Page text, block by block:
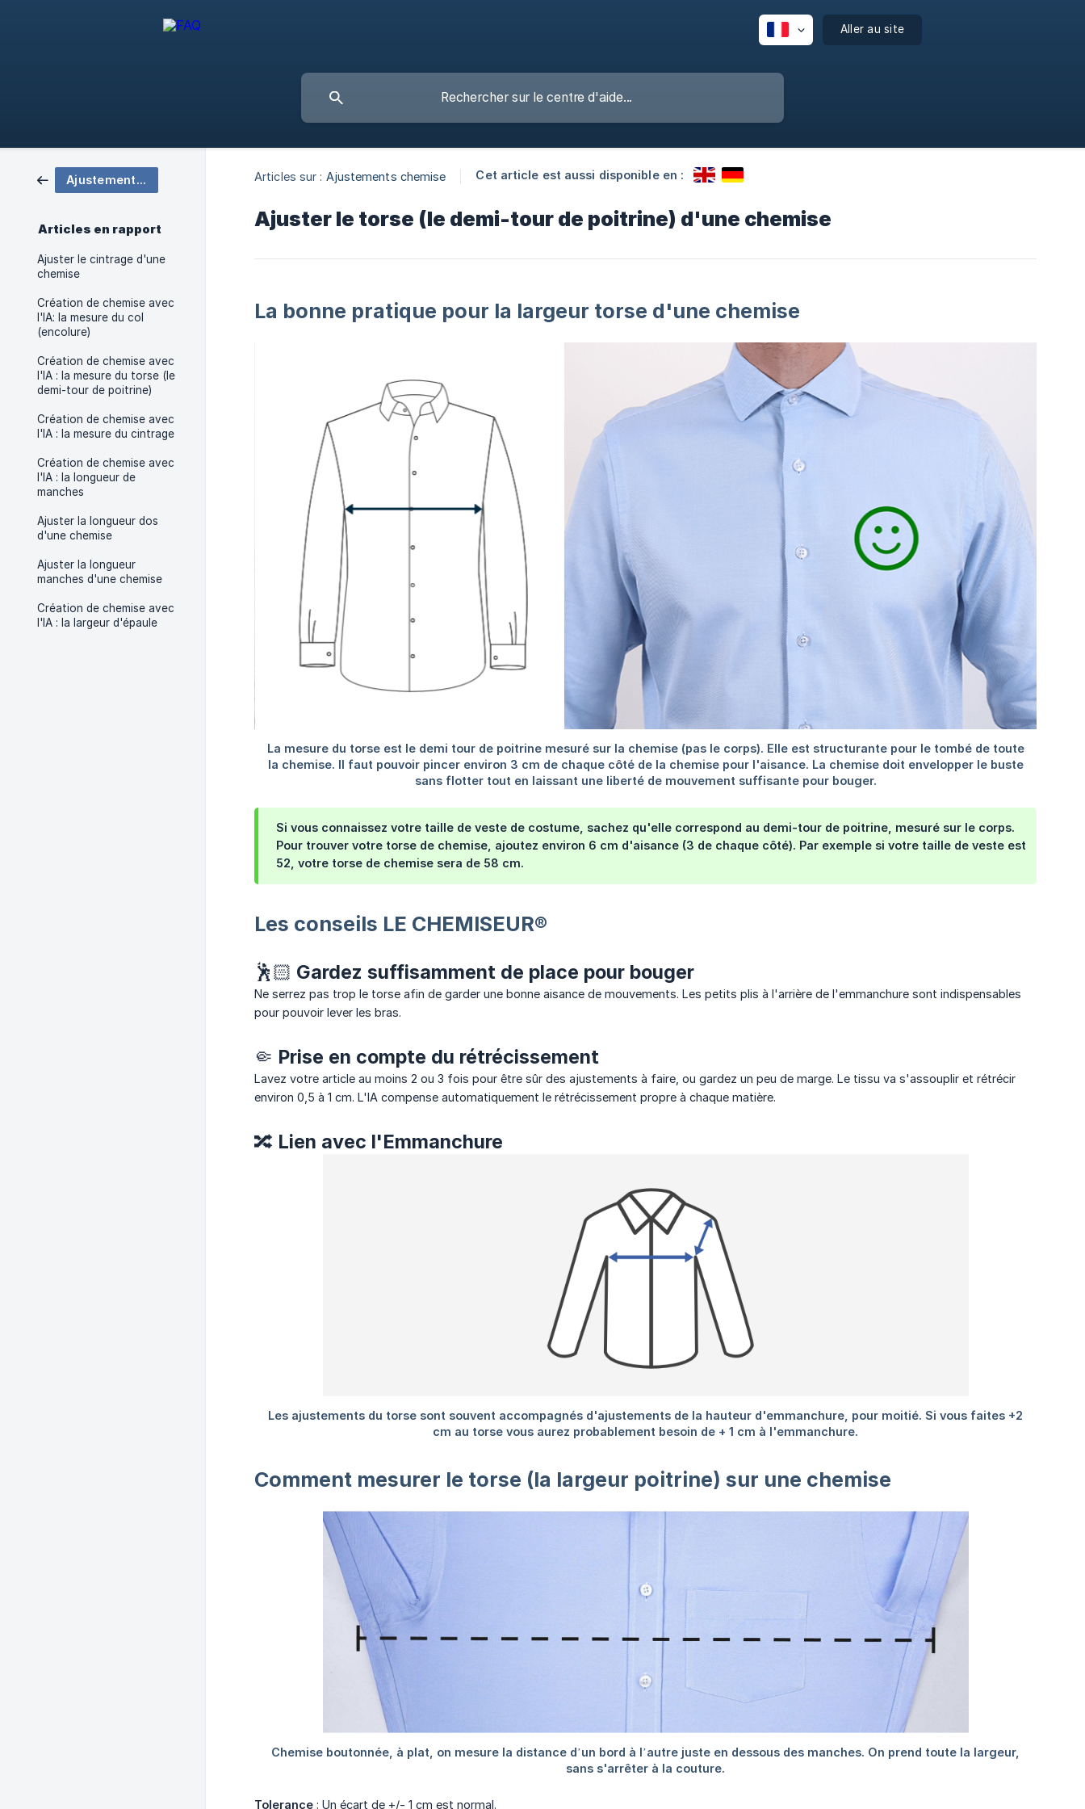
Aller au site
Ajustements chemise
Articles en rapport
Ajuster le cintrage d'une
chemise
Création de chemise avec
l'IA: la mesure du col
(encolure)
Création de chemise avec
l'IA : la mesure du torse (le
demi-tour de poitrine)
Création de chemise avec
l'IA : la mesure du cintrage
Création de chemise avec
l'IA : la longueur de
manches
Ajuster la longueur dos
d'une chemise
Ajuster la longueur
manches d'une chemise
Création de chemise avec
l'IA : la largeur d'épaule
Articles sur : Ajustements chemise Cet article est aussi disponible en :
Ajuster le torse (le demi-tour de poitrine) d'une chemise
La bonne pratique pour la largeur torse d'une chemise
Si vous connaissez votre taille de veste de costume, sachez qu'elle correspond au demi-tour de poitrine, mesuré sur le corps.
Pour trouver votre torse de chemise, ajoutez environ 6 cm d'aisance (3 de chaque côté). Par exemple si votre taille de veste est
52, votre torse de chemise sera de 58 cm.
Les conseils LE CHEMISEUR®
🕺🏻 Gardez suffisamment de place pour bouger
Ne serrez pas trop le torse afin de garder une bonne aisance de mouvements. Les petits plis à l'arrière de l'emmanchure sont indispensables
pour pouvoir lever les bras.
🤏 Prise en compte du rétrécissement
Lavez votre article au moins 2 ou 3 fois pour être sûr des ajustements à faire, ou gardez un peu de marge. Le tissu va s'assouplir et rétrécir
environ 0,5 à 1 cm. L'IA compense automatiquement le rétrécissement propre à chaque matière.
🔀 Lien avec l'Emmanchure
Comment mesurer le torse (la largeur poitrine) sur une chemise
Tolerance : Un écart de +/- 1 cm est normal.